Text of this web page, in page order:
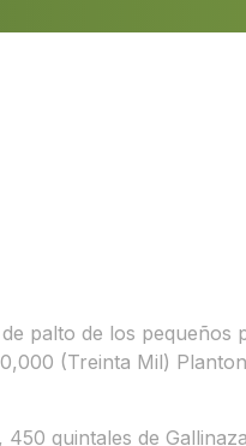
palto de los pequeños
(Treinta Mil)
quintales de